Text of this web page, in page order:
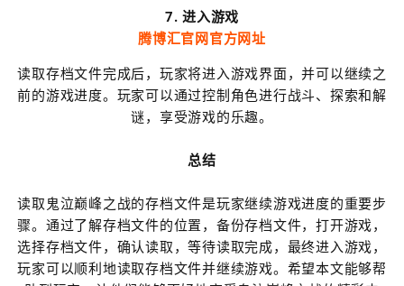
7. 进入游戏
腾博汇官网官方网址
读取存档文件完成后，玩家将进入游戏界面，并可以继续之
前的游戏进度。玩家可以通过控制角色进行战斗、探索和解
谜，享受游戏的乐趣。
总结
读取鬼泣巅峰之战的存档文件是玩家继续游戏进度的重要步
骤。通过了解存档文件的位置，备份存档文件，打开游戏，
选择存档文件，确认读取，等待读取完成，最终进入游戏，
玩家可以顺利地读取存档文件并继续游戏。希望本文能够帮